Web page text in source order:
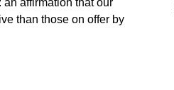
affirmation that our
than those on offer by